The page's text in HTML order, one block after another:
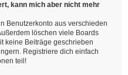
kann mich aber nicht mehr
Benutzerkonto aus verschieden
löschen viele Boards
keine Beiträge geschrieben
Registriere dich einfach
teil!